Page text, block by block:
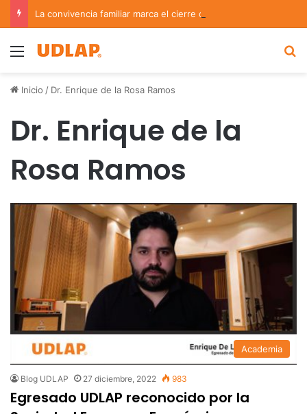
Menu
Inicio / Dr. Enrique de la Rosa Ramos
Dr. Enrique de la
Rosa Ramos
Academia
Blog UDLAP 27 diciembre, 2022 983
Egresado UDLAP reconocido por la